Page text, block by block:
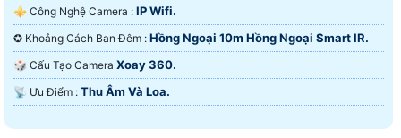
⚜️ Công Nghệ Camera : IP Wifi.
✪ Khoảng Cách Ban Đêm : Hồng Ngoại 10m Hồng Ngoại Smart IR.
🎲 Cấu Tạo Camera Xoay 360.
️📡 Ưu Điểm : Thu Âm Và Loa.